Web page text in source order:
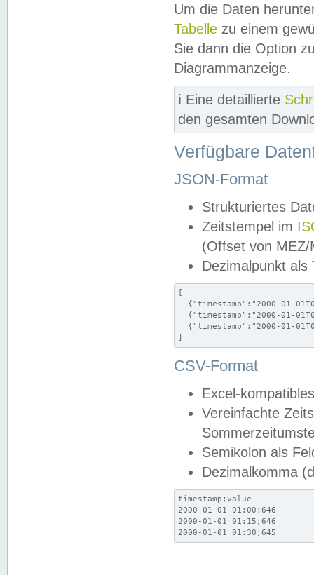
Um die Daten
Tabelle zu einem
Sie dann die Option
Diagrammanzeige.
ℹ️ Eine detaillierte
den gesamten
Verfügbare
JSON-Format
Strukturiertes
Zeitstempel im
(Offset von MEZ/
Dezimalpunkt als
[
{"timestamp":"2000-01-
{"timestamp":"2000-01-
{"timestamp":"2000-01-
]
CSV-Format
Excel-
Vereinfachte
Semikolon als
Dezimalkomma
timestamp;value
2000-01-01 01:00;646
2000-01-01 01:15;646
2000-01-01 01:30;645